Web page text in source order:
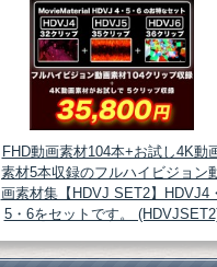
FHD動画素材104本+お試し4K動
素材5本収録のフルハイビジョン
画素材集【HDVJ SET2】HDVJ4
5・6をセットです。